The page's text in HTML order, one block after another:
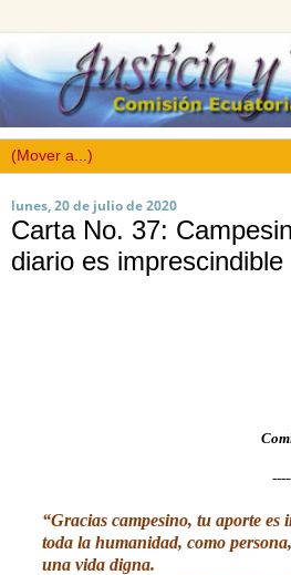
lunes, 20 de julio de 2020
Carta No. 37:
diario es imprescindible
“Gracias campesino, tu aporte es
toda la humanidad, como
una vida digna.